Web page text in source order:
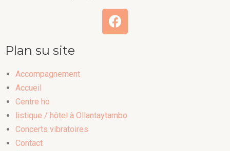
Plan su site
Accompagnement
Accueil
Centre ho
listique / hôtel à Ollantaytambo
Concerts vibratoires
Contact